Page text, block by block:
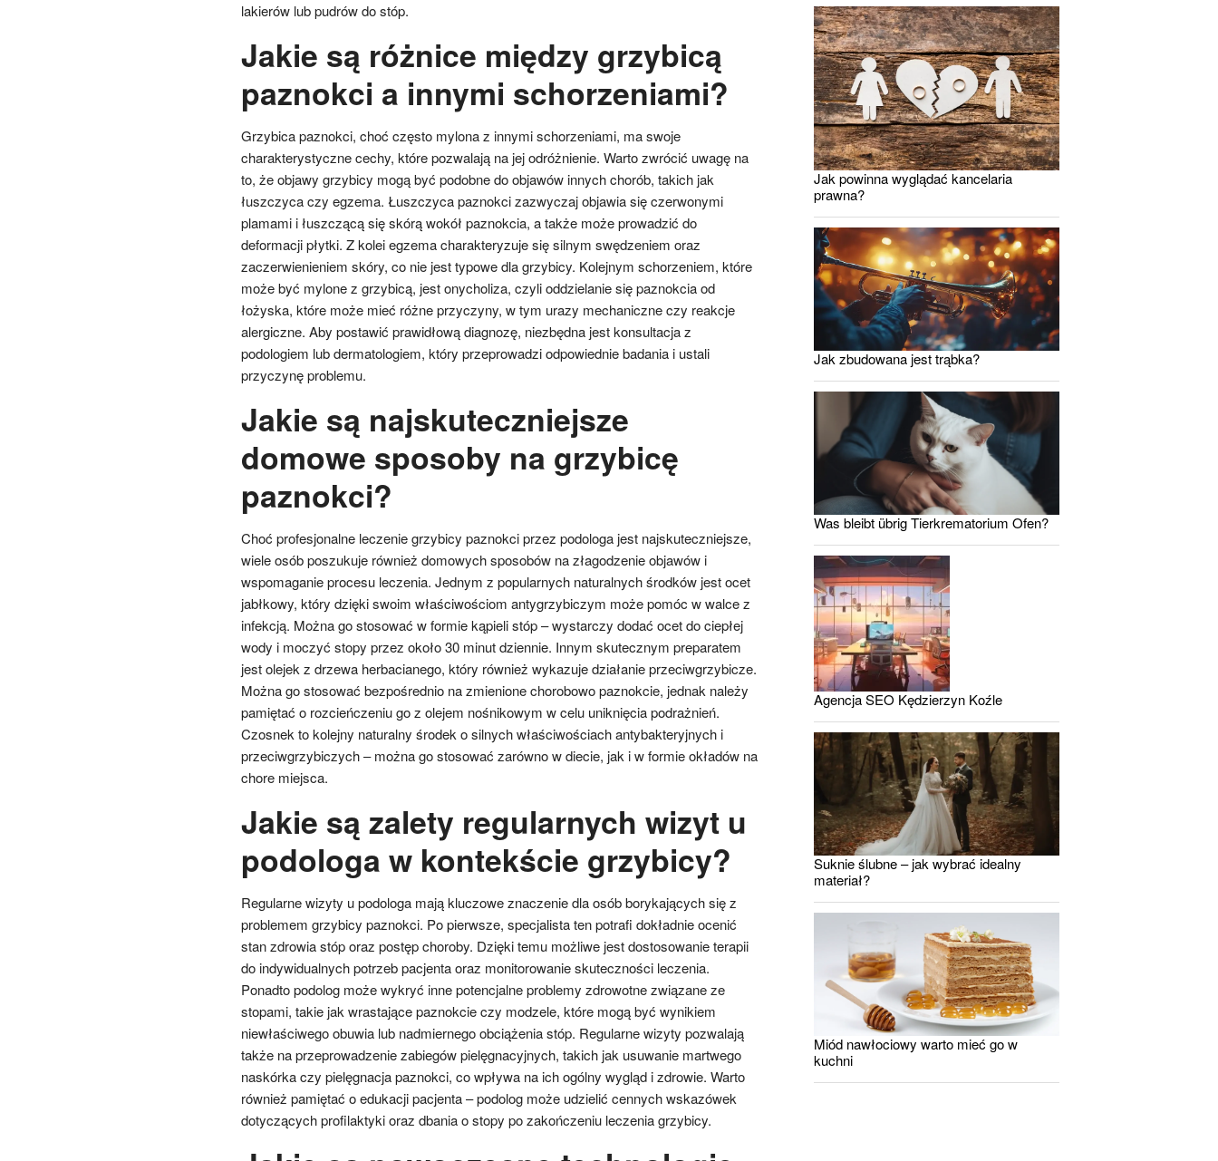
lakierów lub pudrów do stóp.
Jakie są różnice między grzybicą
paznokci a innymi schorzeniami?
Grzybica paznokci, choć często mylona z innymi schorzeniami, ma swoje
charakterystyczne cechy, które pozwalają na jej odróżnienie. Warto zwrócić uwagę na
to, że objawy grzybicy mogą być podobne do objawów innych chorób, takich jak
łuszczyca czy egzema. Łuszczyca paznokci zazwyczaj objawia się czerwonymi
plamami i łuszczącą się skórą wokół paznokcia, a także może prowadzić do
deformacji płytki. Z kolei egzema charakteryzuje się silnym swędzeniem oraz
zaczerwienieniem skóry, co nie jest typowe dla grzybicy. Kolejnym schorzeniem, które
może być mylone z grzybicą, jest onycholiza, czyli oddzielanie się paznokcia od
łożyska, które może mieć różne przyczyny, w tym urazy mechaniczne czy reakcje
alergiczne. Aby postawić prawidłową diagnozę, niezbędna jest konsultacja z
podologiem lub dermatologiem, który przeprowadzi odpowiednie badania i ustali
przyczynę problemu.
Jakie są najskuteczniejsze
domowe sposoby na grzybicę
paznokci?
Choć profesjonalne leczenie grzybicy paznokci przez podologa jest najskuteczniejsze,
wiele osób poszukuje również domowych sposobów na złagodzenie objawów i
wspomaganie procesu leczenia. Jednym z popularnych naturalnych środków jest ocet
jabłkowy, który dzięki swoim właściwościom antygrzybiczym może pomóc w walce z
infekcją. Można go stosować w formie kąpieli stóp – wystarczy dodać ocet do ciepłej
wody i moczyć stopy przez około 30 minut dziennie. Innym skutecznym preparatem
jest olejek z drzewa herbacianego, który również wykazuje działanie przeciwgrzybicze.
Można go stosować bezpośrednio na zmienione chorobowo paznokcie, jednak należy
pamiętać o rozcieńczeniu go z olejem nośnikowym w celu uniknięcia podrażnień.
Czosnek to kolejny naturalny środek o silnych właściwościach antybakteryjnych i
przeciwgrzybiczych – można go stosować zarówno w diecie, jak i w formie okładów na
chore miejsca.
Jakie są zalety regularnych wizyt u
podologa w kontekście grzybicy?
Regularne wizyty u podologa mają kluczowe znaczenie dla osób borykających się z
problemem grzybicy paznokci. Po pierwsze, specjalista ten potrafi dokładnie ocenić
stan zdrowia stóp oraz postęp choroby. Dzięki temu możliwe jest dostosowanie terapii
do indywidualnych potrzeb pacjenta oraz monitorowanie skuteczności leczenia.
Ponadto podolog może wykryć inne potencjalne problemy zdrowotne związane ze
stopami, takie jak wrastające paznokcie czy modzele, które mogą być wynikiem
niewłaściwego obuwia lub nadmiernego obciążenia stóp. Regularne wizyty pozwalają
także na przeprowadzenie zabiegów pielęgnacyjnych, takich jak usuwanie martwego
naskórka czy pielęgnacja paznokci, co wpływa na ich ogólny wygląd i zdrowie. Warto
również pamiętać o edukacji pacjenta – podolog może udzielić cennych wskazówek
dotyczących profilaktyki oraz dbania o stopy po zakończeniu leczenia grzybicy.
Jak powinna wyglądać kancelaria
prawna?
Jak zbudowana jest trąbka?
Was bleibt übrig Tierkrematorium Ofen?
Agencja SEO Kędzierzyn Koźle
Suknie ślubne – jak wybrać idealny
materiał?
Miód nawłociowy warto mieć go w
kuchni